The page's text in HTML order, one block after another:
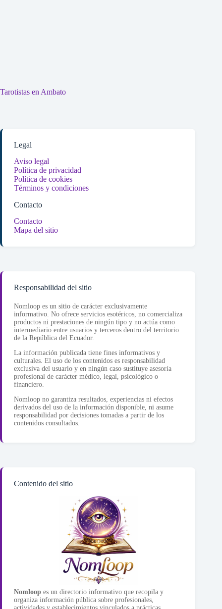
Tarotistas en Ambato
Legal
Aviso legal
Política de privacidad
Política de cookies
Términos y condiciones
Contacto
Contacto
Mapa del sitio
Responsabilidad del sitio
Nomloop es un sitio de carácter exclusivamente
informativo. No ofrece servicios esotéricos, no comercializa
productos ni prestaciones de ningún tipo y no actúa como
intermediario entre usuarios y terceros dentro del territorio
de la República del Ecuador.
La información publicada tiene fines informativos y
culturales. El uso de los contenidos es responsabilidad
exclusiva del usuario y en ningún caso sustituye asesoría
profesional de carácter médico, legal, psicológico o
financiero.
Nomloop no garantiza resultados, experiencias ni efectos
derivados del uso de la información disponible, ni asume
responsabilidad por decisiones tomadas a partir de los
contenidos consultados.
Contenido del sitio
Nomloop es un directorio informativo que recopila y
organiza información pública sobre profesionales,